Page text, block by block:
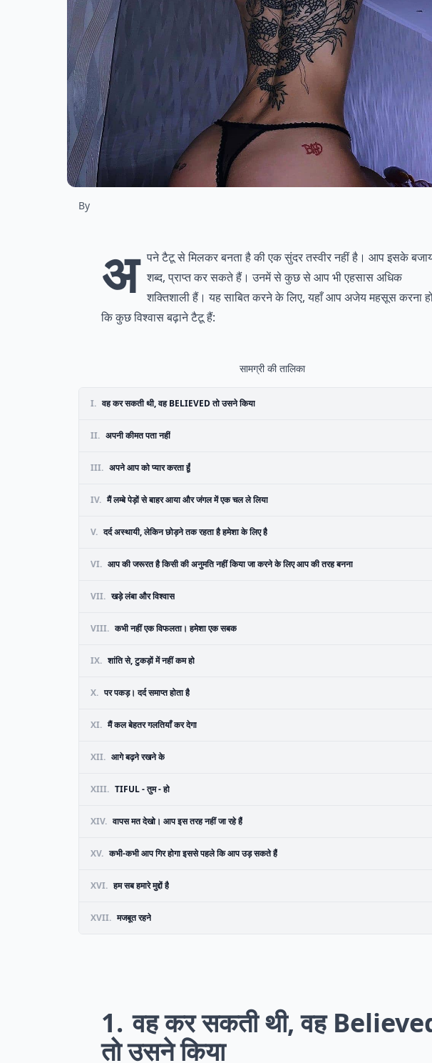
By
अ पने टैटू से मिलकर बनता है की एक सुंदर तस्वीर नहीं है। आप इसके
शब्द, प्राप्त कर सकते हैं। उनमें से कुछ से आप भी एहसास अधिक
शक्तिशाली हैं। यह साबित करने के लिए, यहाँ आप अजेय महसूस करना
कि कुछ विश्वास बढ़ाने टैटू हैं:
सामग्री की तालिका
I. वह कर सकती थी, वह BELIEVED तो उसने किया
II. अपनी कीमत पता नहीं
III. अपने आप को प्यार करता हूँ
IV. मैं लम्बे पेड़ों से बाहर आया और जंगल में एक चल ले लिया
V. दर्द अस्थायी, लेकिन छोड़ने तक रहता है हमेशा के लिए है
VI. आप की जरूरत है किसी की अनुमति नहीं किया जा करने के लिए आप की तरह बनना
VII. खड़े लंबा और विश्वास
VIII. कभी नहीं एक विफलता। हमेशा एक सबक
IX. शांति से, टुकड़ों में नहीं कम हो
X. पर पकड़। दर्द समाप्त होता है
XI. मैं कल बेहतर गलतियाँ कर देगा
XII. आगे बढ़ने रखने के
XIII. TIFUL - तुम - हो
XIV. वापस मत देखो। आप इस तरह नहीं जा रहे हैं
XV. कभी-कभी आप गिर होगा इससे पहले कि आप उड़ सकते हैं
XVI. हम सब हमारे मुद्दों है
XVII. मजबूत रहने
1 वह कर सकती थी, वह
तो उसने किया